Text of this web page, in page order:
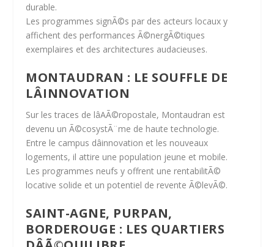
durable.
Les programmes signÃ©s par des acteurs locaux y
affichent des performances Ã©nergÃ©tiques
exemplaires et des architectures audacieuses.
MONTAUDRAN : LE SOUFFLE DE
LÂINNOVATION
Sur les traces de lâAÃ©ropostale, Montaudran est
devenu unÃ©cosystÃ¨me de haute technologie.
Entre le campus dâinnovation et les nouveaux
logements, il attire une population jeune et mobile.
Les programmes neufs y offrent une rentabilitÃ©
locative solide et un potentiel de revente Ã©levÃ©.
SAINT-AGNE, PURPAN,
BORDEROUGE : LES QUARTIERS